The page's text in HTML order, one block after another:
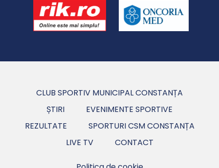
CLUB SPORTIV MUNICIPAL CONSTANȚA
ȘTIRI
EVENIMENTE SPORTIVE
REZULTATE
SPORTURI CSM CONSTANȚA
LIVE TV
CONTACT